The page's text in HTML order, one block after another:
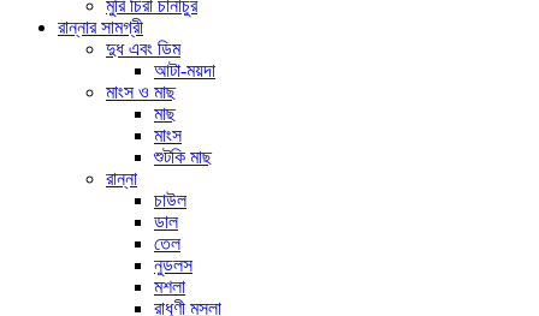
মুরি চিরা চানাচুর
রান্নার সামগ্রী
দুধ এবং ডিম
আটা-ময়দা
মাংস ও মাছ
মাছ
মাংস
শুটকি মাছ
রান্না
চাউল
ডাল
তেল
নুডলস
মশলা
রাধুণী মসলা